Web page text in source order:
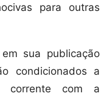
para outras
sua publicação
condicionados a
corrente com a